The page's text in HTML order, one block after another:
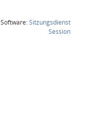
Software:Sitzungsdienst
Session(Wird in